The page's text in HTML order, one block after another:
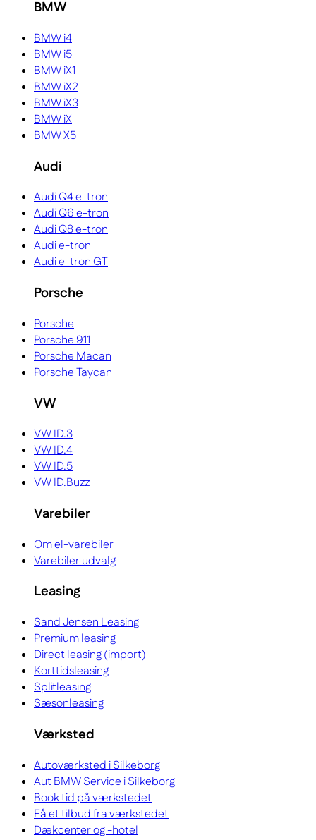
BMW
BMW i4
BMW i5
BMW iX1
BMW iX2
BMW iX3
BMW iX
BMW X5
Audi
Audi Q4 e-tron
Audi Q6 e-tron
Audi Q8 e-tron
Audi e-tron
Audi e-tron GT
Porsche
Porsche
Porsche 911
Porsche Macan
Porsche Taycan
VW
VW ID.3
VW ID.4
VW ID.5
VW ID.Buzz
Varebiler
Om el-varebiler
Varebiler udvalg
Leasing
Sand Jensen Leasing
Premium leasing
Direct leasing (import)
Korttidsleasing
Splitleasing
Sæsonleasing
Værksted
Autoværksted i Silkeborg
Aut BMW Service i Silkeborg
Book tid på værkstedet
Få et tilbud fra værkstedet
Dækcenter og -hotel